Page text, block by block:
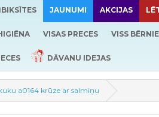
JAUNUMI AKCIJAS
VISAS PRECES VISS
DĀVANU IDEJAS
a0164 krūze ar salmiņu